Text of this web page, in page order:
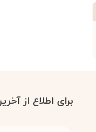
برای اطلاع از